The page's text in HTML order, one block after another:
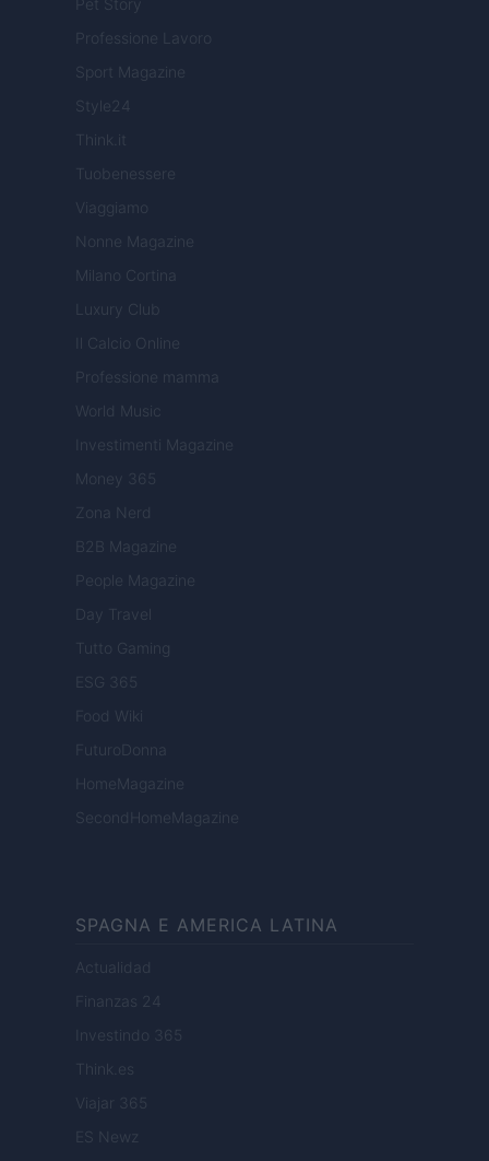
Pet Story
Professione Lavoro
Sport Magazine
Style24
Think.it
Tuobenessere
Viaggiamo
Nonne Magazine
Milano Cortina
Luxury Club
Il Calcio Online
Professione mamma
World Music
Investimenti Magazine
Money 365
Zona Nerd
B2B Magazine
People Magazine
Day Travel
Tutto Gaming
ESG 365
Food Wiki
FuturoDonna
HomeMagazine
SecondHomeMagazine
SPAGNA E AMERICA LATINA
Actualidad
Finanzas 24
Investindo 365
Think.es
Viajar 365
ES Newz